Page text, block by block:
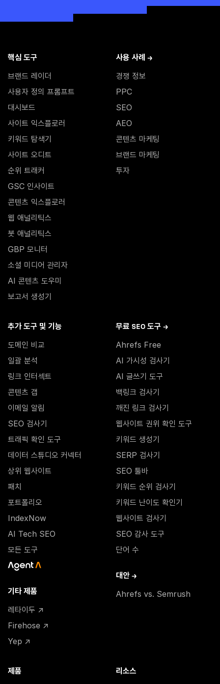
핵심 도구
브랜드 레이더
사용자 정의 프롬프트
대시보드
사이트 익스플로러
키워드 탐색기
사이트 오디트
순위 트래커
GSC 인사이트
콘텐츠 익스플로러
웹 애널리틱스
봇 애널리틱스
GBP 모니터
소셜 미디어 관리자
AI 콘텐츠 도우미
보고서 생성기
사용 사례 →
경쟁 정보
PPC
SEO
AEO
콘텐츠 마케팅
브랜드 마케팅
투자
추가 도구 및 기능
도메인 비교
일괄 분석
링크 인터섹트
콘텐츠 갭
이메일 알림
SEO 검사기
트래픽 확인 도구
데이터 스튜디오 커넥터
상위 웹사이트
패치
포트폴리오
IndexNow
AI Tech SEO
모든 도구
기타 제품
레타이두 ↗
Firehose ↗
Yep ↗
무료 SEO 도구 →
Ahrefs Free
AI 가시성 검사기
AI 글쓰기 도구
백링크 검사기
깨진 링크 검사기
웹사이트 권위 확인 도구
키워드 생성기
SERP 검사기
SEO 툴바
키워드 순위 검사기
키워드 난이도 확인기
웹사이트 검사기
SEO 감사 도구
단어 수
대안 →
Ahrefs vs. Semrush
제품 리소스